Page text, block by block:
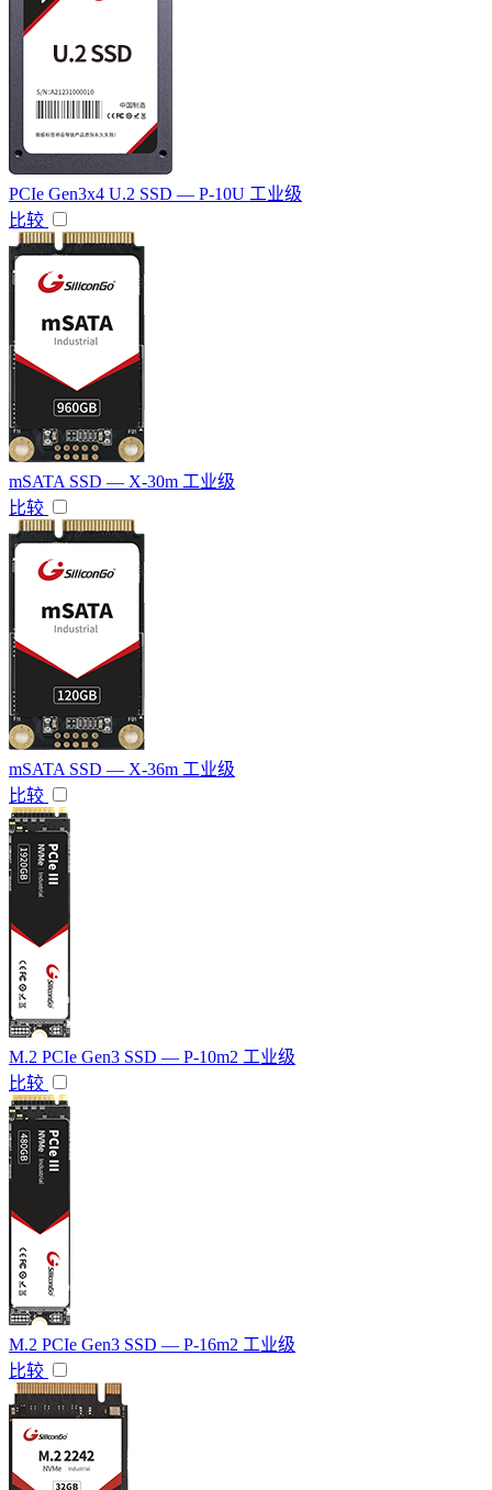
PCIe Gen3x4 U.2 SSD — P-10U 工业级
比较
mSATA SSD — X-30m 工业级
比较
mSATA SSD — X-36m 工业级
比较
M.2 PCIe Gen3 SSD — P-10m2 工业级
比较
M.2 PCIe Gen3 SSD — P-16m2 工业级
比较